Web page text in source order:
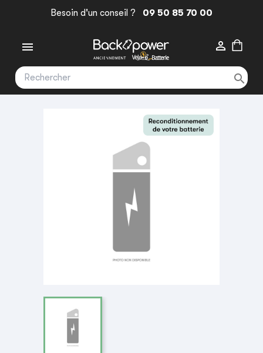
Besoin d'un conseil ? 09 50 85 70 00
 
